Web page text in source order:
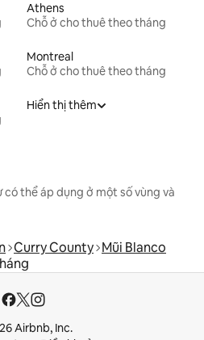
Athens
Chỗ ở cho thuê theo tháng
Montreal
Chỗ ở cho thuê theo tháng
Hiển thị thêm
thể áp dụng ở một số vùng và
Curry County Mũi Blanco
Airbnb, Inc.